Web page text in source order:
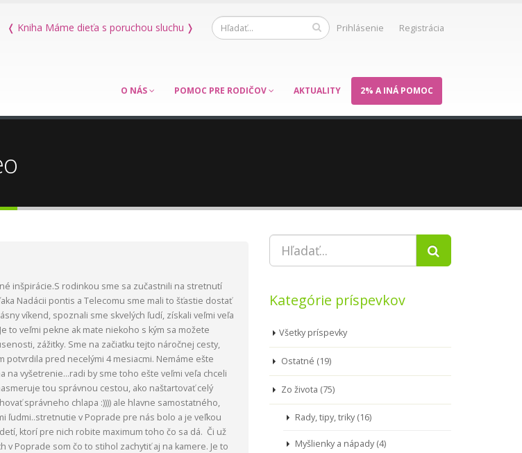
Prihlásenie Registrácia
❬ Kniha Máme dieťa s poruchou sluchu ❭
O NÁS POMOC PRE RODIČOV AKTUALITY 2% A INÁ POMOC
inšpirácie.S rodinkou sme sa zučastnili na stretnutí
Nadácii pontis a Telecomu sme mali to šťastie dostať
víkend, spoznali sme skvelých ľudí, získali veľmi veľa
to veľmi pekne ak mate niekoho s kým sa možete
zážitky. Sme na začiatku tejto náročnej cesty,
potvrdila pred necelými 4 mesiacmi. Nemáme ešte
na vyšetrenie...radi by sme toho ešte veľmi veľa chceli
tou správnou cestou, ako naštartovať celý
správneho chlapa :)))) ale hlavne samostatného,
ľudmi..stretnutie v Poprade pre nás bolo a je veľkou
ktorí pre nich robite maximum toho čo sa dá. Či už
Poprade som čo to stihol zachytiť aj na kamere. Je to
Kategórie príspevkov
Všetky príspevky
Ostatné (19)
Zo života (75)
Rady, tipy, triky (16)
Myšlienky a nápady (4)